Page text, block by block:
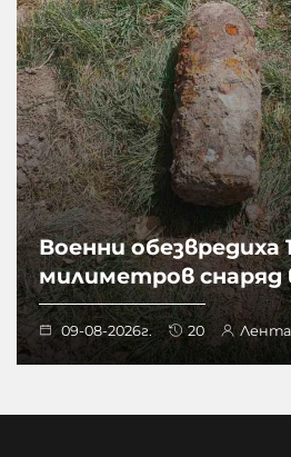
Военни обезвредиха
милиметров снаряд
09-08-2026г. 20